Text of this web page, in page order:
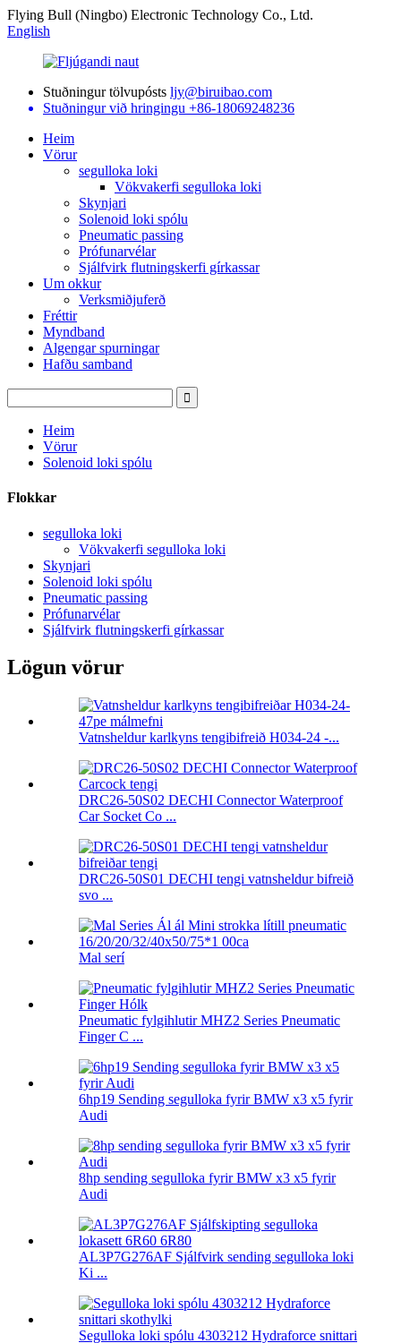
Flying Bull (Ningbo) Electronic Technology Co., Ltd.
English
Stuðningur tölvupósts ljy@biruibao.com
Stuðningur við hringingu +86-18069248236
Heim
Vörur
segulloka loki
Vökvakerfi segulloka loki
Skynjari
Solenoid loki spólu
Pneumatic passing
Prófunarvélar
Sjálfvirk flutningskerfi gírkassar
Um okkur
Verksmiðjuferð
Fréttir
Myndband
Algengar spurningar
Hafðu samband
Heim
Vörur
Solenoid loki spólu
Flokkar
segulloka loki
Vökvakerfi segulloka loki
Skynjari
Solenoid loki spólu
Pneumatic passing
Prófunarvélar
Sjálfvirk flutningskerfi gírkassar
Lögun vörur
Vatnsheldur karlkyns tengibifreið H034-24 -...
DRC26-50S02 DECHI Connector Waterproof
Car Socket Co ...
DRC26-50S01 DECHI tengi vatnsheldur bifreið
svo ...
Mal serí
Pneumatic fylgihlutir MHZ2 Series Pneumatic
Finger C ...
6hp19 Sending segulloka fyrir BMW x3 x5 fyrir
Audi
8hp sending segulloka fyrir BMW x3 x5 fyrir
Audi
AL3P7G276AF Sjálfvirk sending segulloka loki
Ki ...
Segulloka loki spólu 4303212 Hydraforce snittari